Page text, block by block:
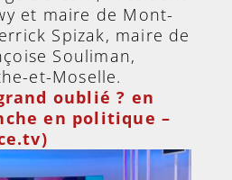
et maire de Mont-
Spizak, maire de
Souliman,
et-Moselle.
oublié ? en
en politique –